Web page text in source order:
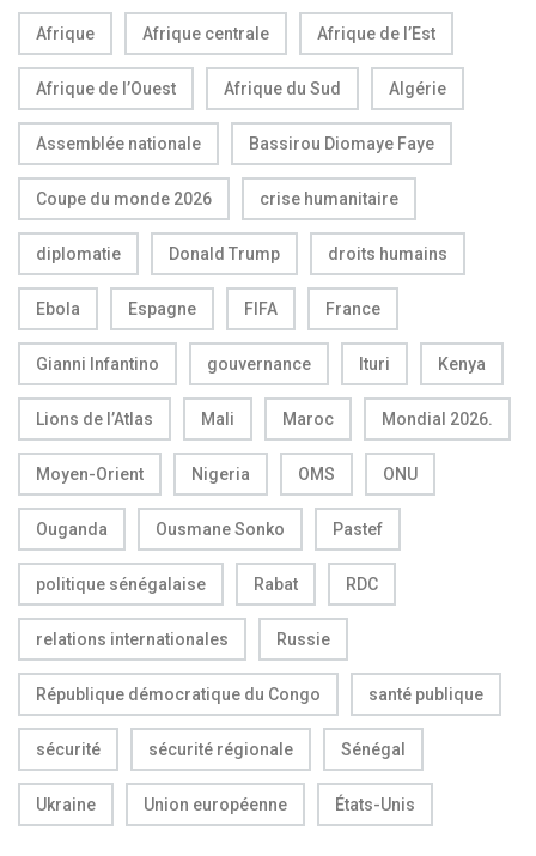
Afrique Afrique centrale Afrique de l’Est
Afrique de l’Ouest Afrique du Sud Algérie
Assemblée nationale Bassirou Diomaye Faye
Coupe du monde 2026 crise humanitaire
diplomatie Donald Trump droits humains
Ebola Espagne FIFA France
Gianni Infantino gouvernance Ituri Kenya
Lions de l’Atlas Mali Maroc Mondial 2026.
Moyen-Orient Nigeria OMS ONU
Ouganda Ousmane Sonko Pastef
politique sénégalaise Rabat RDC
relations internationales Russie
République démocratique du Congo santé publique
sécurité sécurité régionale Sénégal
Ukraine Union européenne États-Unis